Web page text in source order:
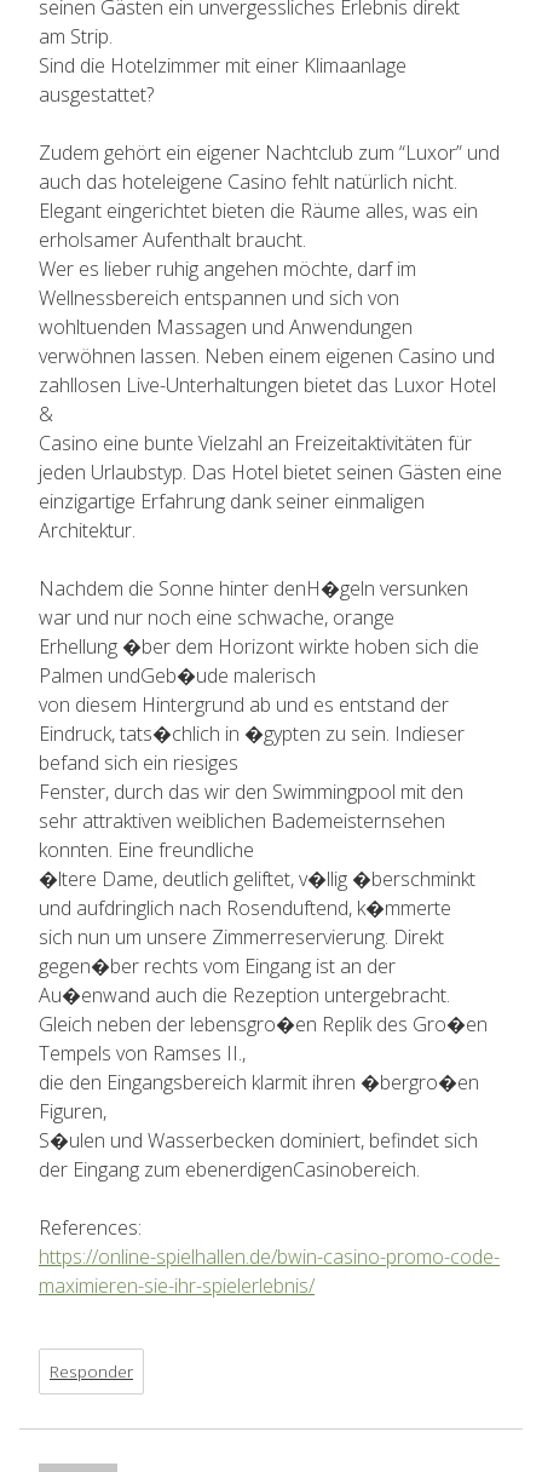
seinen Gästen ein unvergessliches Erlebnis direkt
am Strip.
Sind die Hotelzimmer mit einer Klimaanlage
ausgestattet?
Zudem gehört ein eigener Nachtclub zum “Luxor” und
auch das hoteleigene Casino fehlt natürlich nicht.
Elegant eingerichtet bieten die Räume alles, was ein
erholsamer Aufenthalt braucht.
Wer es lieber ruhig angehen möchte, darf im
Wellnessbereich entspannen und sich von
wohltuenden Massagen und Anwendungen
verwöhnen lassen. Neben einem eigenen Casino und
zahllosen Live-Unterhaltungen bietet das Luxor Hotel
&
Casino eine bunte Vielzahl an Freizeitaktivitäten für
jeden Urlaubstyp. Das Hotel bietet seinen Gästen eine
einzigartige Erfahrung dank seiner einmaligen
Architektur.
Nachdem die Sonne hinter denH�geln versunken
war und nur noch eine schwache, orange
Erhellung �ber dem Horizont wirkte hoben sich die
Palmen undGeb�ude malerisch
von diesem Hintergrund ab und es entstand der
Eindruck, tats�chlich in �gypten zu sein. Indieser
befand sich ein riesiges
Fenster, durch das wir den Swimmingpool mit den
sehr attraktiven weiblichen Bademeisternsehen
konnten. Eine freundliche
�ltere Dame, deutlich geliftet, v�llig �berschminkt
und aufdringlich nach Rosenduftend, k�mmerte
sich nun um unsere Zimmerreservierung. Direkt
gegen�ber rechts vom Eingang ist an der
Au�enwand auch die Rezeption untergebracht.
Gleich neben der lebensgro�en Replik des Gro�en
Tempels von Ramses II.,
die den Eingangsbereich klarmit ihren �bergro�en
Figuren,
S�ulen und Wasserbecken dominiert, befindet sich
der Eingang zum ebenerdigenCasinobereich.
References:
https://online-spielhallen.de/bwin-casino-promo-code-
maximieren-sie-ihr-spielerlebnis/
Responder